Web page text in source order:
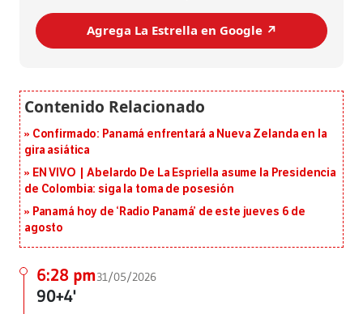
Agrega La Estrella en Google ↗️
Confirmado: Panamá enfrentará a Nueva Zelanda en la
gira asiática
EN VIVO | Abelardo De La Espriella asume la Presidencia
de Colombia: siga la toma de posesión
Panamá hoy de ‘Radio Panamá’ de este jueves 6 de
agosto
6:28 pm31/05/2026
90+4'